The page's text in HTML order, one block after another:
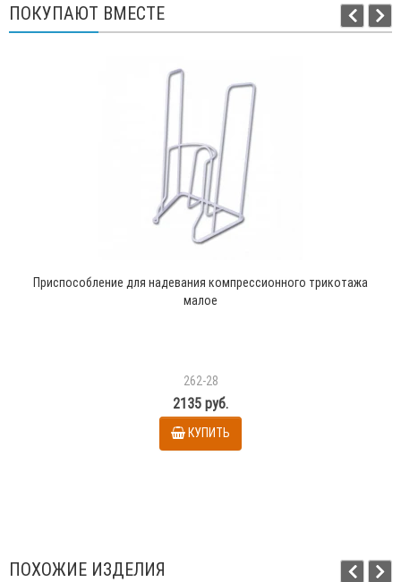
ПОКУПАЮТ ВМЕСТЕ
Приспособление для надевания компрессионного трикотажа
малое
262-28
2135 руб.
КУПИТЬ
ПОХОЖИЕ ИЗДЕЛИЯ